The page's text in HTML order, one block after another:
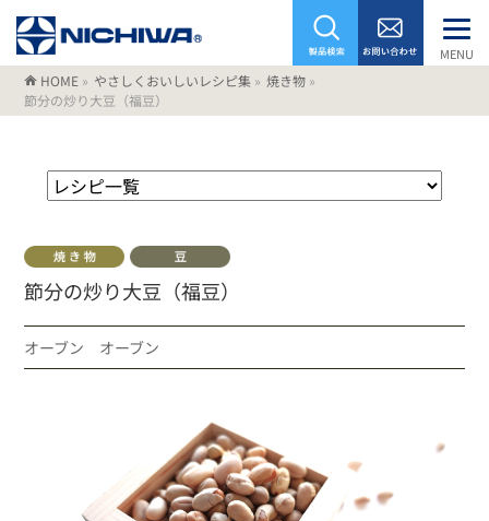
MENU
HOME » やさしくおいしいレシピ集 » 焼き物 »
節分の炒り大豆（福豆）
節分の炒り大豆（福豆）
オーブン オーブン